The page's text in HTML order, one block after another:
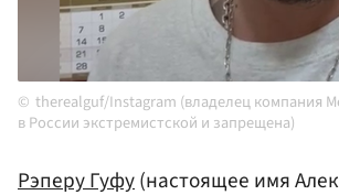
therealguf/Instagram (владелец компания
в России экстремистской и запрещена)
Рэперу Гуфу(настоящее имя